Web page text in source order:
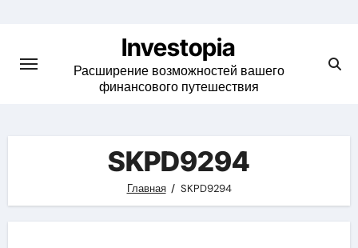
content
Investopia
Расширение возможностей вашего
финансового путешествия
SKPD9294
Главная SKPD9294